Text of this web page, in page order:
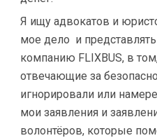
Я ищу адвокатов и
мое дело и
компанию FLIXBUS, в
отвечающие за
игнорировали или
мои заявления и
волонтёров, которые